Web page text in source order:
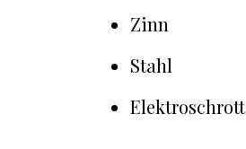
Zinn
Stahl
Elektroschrott